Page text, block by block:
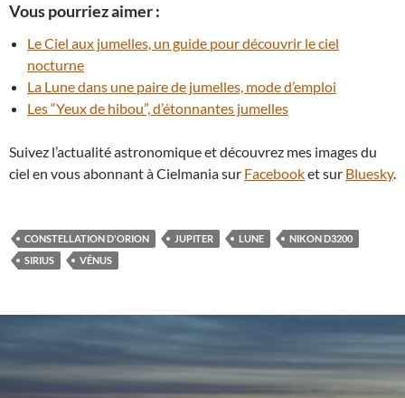
Vous pourriez aimer :
Le Ciel aux jumelles, un guide pour découvrir le ciel
nocturne
La Lune dans une paire de jumelles, mode d’emploi
Les “Yeux de hibou”, d’étonnantes jumelles
Suivez l’actualité astronomique et découvrez mes images du
ciel en vous abonnant à Cielmania sur Facebooket sur Bluesky.
CONSTELLATION D'ORION JUPITER LUNE
NIKON D3200
SIRIUS
VÉNUS